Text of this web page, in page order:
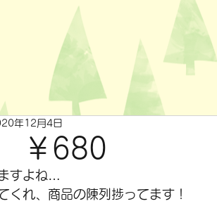
￥680
年12月4日
すよね…
くれ、商品の陳列捗ってます！